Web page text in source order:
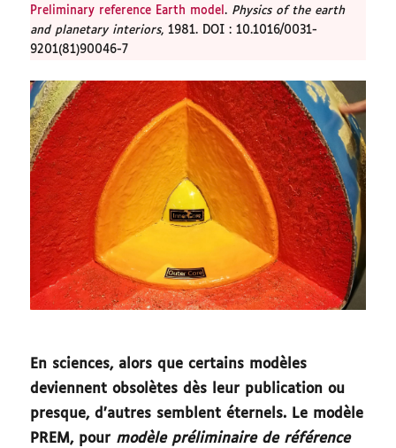
Preliminary reference Earth model. Physics of the earth
and planetary interiors, 1981. DOI : 10.1016/0031-
9201(81)90046-7
En sciences, alors que certains modèles
deviennent obsolètes dès leur publication ou
presque, d’autres semblent éternels. Le modèle
PREM, pour modèle préliminaire de référence